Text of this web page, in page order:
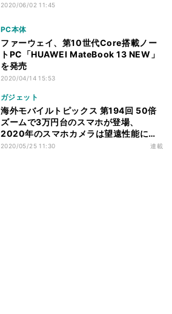
2020/06/02 11:45
PC本体
ファーウェイ、第10世代Core搭載ノー
トPC「HUAWEI MateBook 13 NEW」
を発売
2020/04/14 15:53
ガジェット
海外モバイルトピックス 第194回 50倍
ズームで3万円台のスマホが登場、
2020年のスマホカメラは望遠性能にも
注目
2020/05/25 11:30 連載